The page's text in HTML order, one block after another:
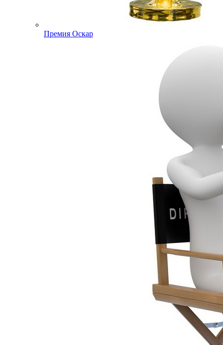
Премия Оскар